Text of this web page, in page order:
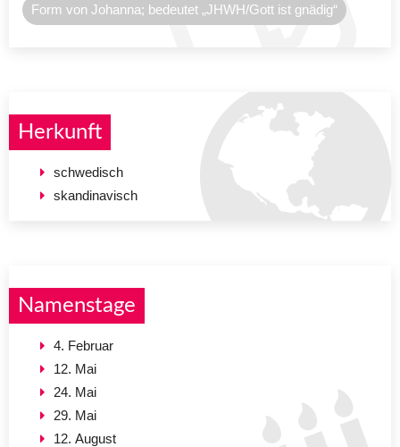
Form von Johanna; bedeutet „JHWH/Gott ist gnädig“
Herkunft
schwedisch
skandinavisch
Namenstage
4. Februar
12. Mai
24. Mai
29. Mai
12. August